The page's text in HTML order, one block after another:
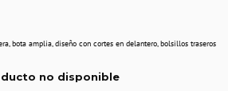
bota amplia, diseño con cortes en delantero, bolsillos traseros
no disponible